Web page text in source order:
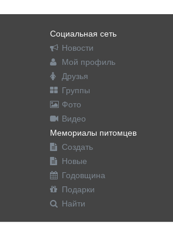
Социальная сеть
Новости
Мой профиль
Друзья
Группы
Фото
Видео
Мемориалы питомцев
Создать
Новые
Годовщина
Подарки
Найти